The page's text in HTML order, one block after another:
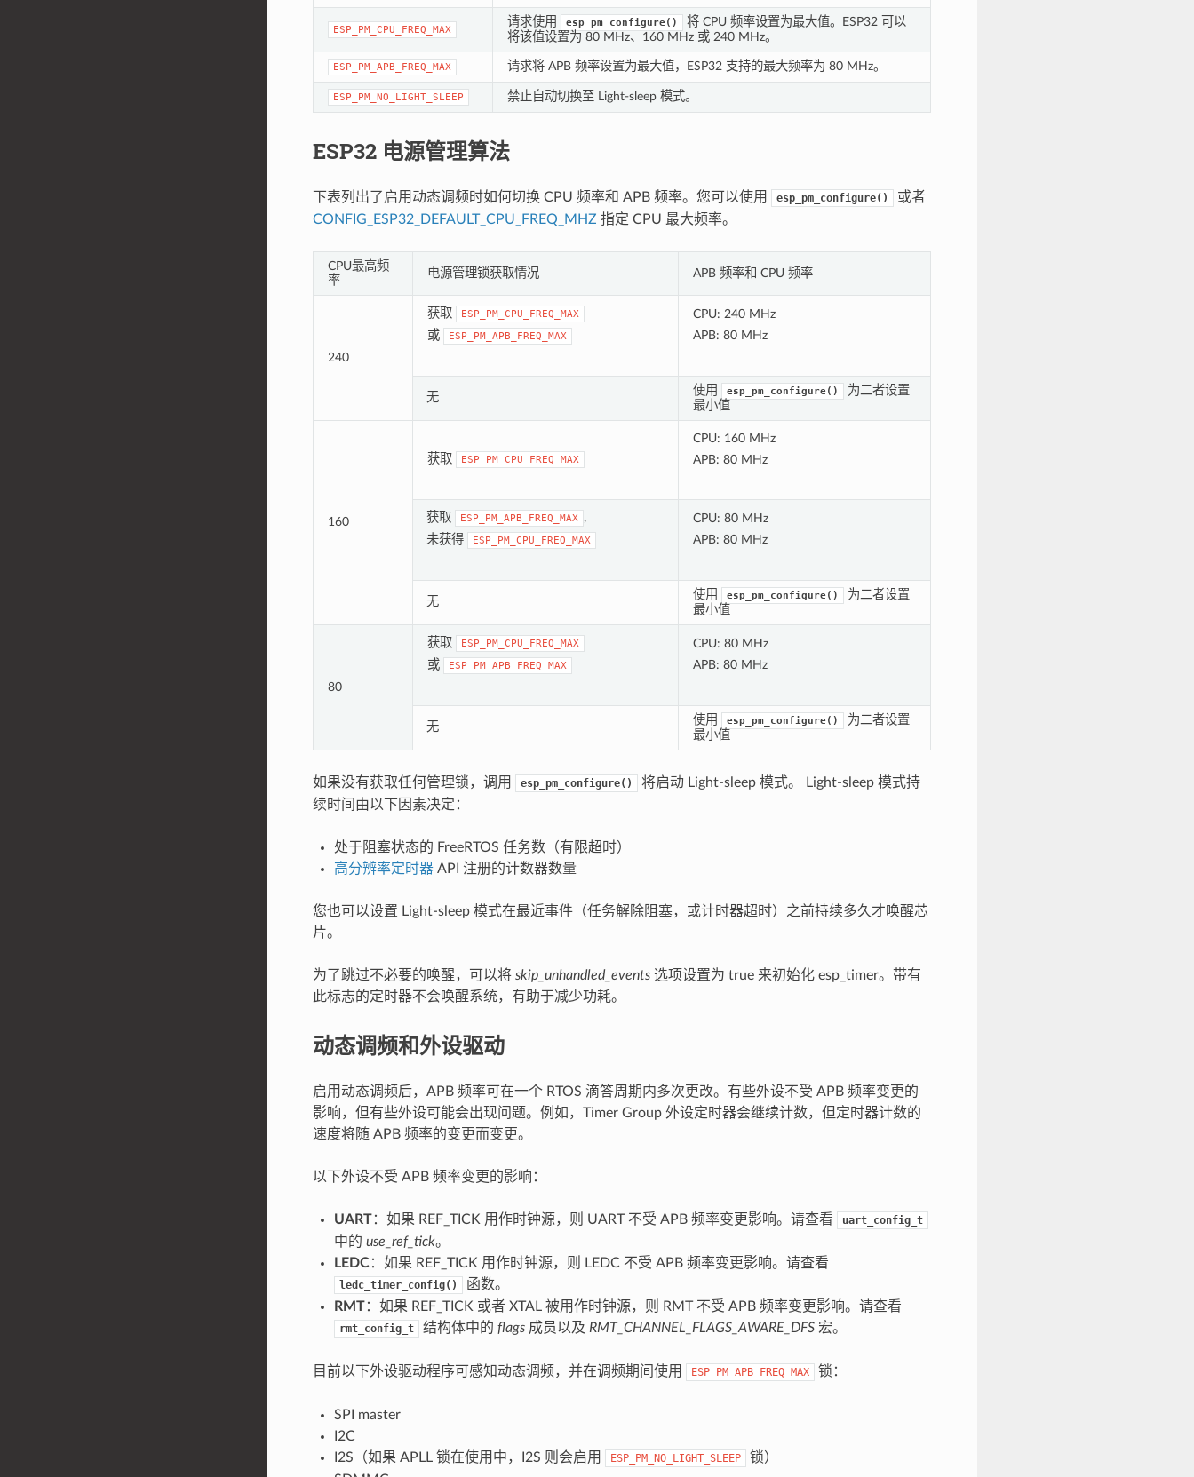
ESP_PM_CPU_FREQ_MAX
请求使用 esp_pm_configure()
将 CPU 频率设置为最大值。ESP32 可以
将该值设置为 80 MHz、160 MHz 或 240 MHz。
ESP_PM_APB_FREQ_MAX 请求将 APB 频率设置为最大值，ESP32 支持的最大频率为 80 MHz。
ESP_PM_NO_LIGHT_SLEEP 禁止自动切换至 Light-sleep 模式。
ESP32 电源管理算法
下表列出了启用动态调频时如何切换 CPU 频率和 APB 频率。您可以使用 esp_pm_configure()
或者
CONFIG_ESP32_DEFAULT_CPU_FREQ_MHZ 指定 CPU 最大频率。
CPU最高频
率
电源管理锁获取情况 APB 频率和 CPU 频率
240
获取 ESP_PM_CPU_FREQ_MAX
或 ESP_PM_APB_FREQ_MAX
CPU: 240 MHz
APB: 80 MHz
无
使用 esp_pm_configure()
为二者设置
最小值
160
获取 ESP_PM_CPU_FREQ_MAX
CPU: 160 MHz
APB: 80 MHz
获取 ESP_PM_APB_FREQ_MAX ,
未获得
ESP_PM_CPU_FREQ_MAX
CPU: 80 MHz
APB: 80 MHz
无
使用 esp_pm_configure()
为二者设置
最小值
80
获取 ESP_PM_CPU_FREQ_MAX
或 ESP_PM_APB_FREQ_MAX
CPU: 80 MHz
APB: 80 MHz
无
使用 esp_pm_configure()
为二者设置
最小值
如果没有获取任何管理锁，调用 esp_pm_configure()
将启动 Light-sleep 模式。 Light-sleep 模式持
续时间由以下因素决定：
处于阻塞状态的 FreeRTOS 任务数（有限超时）
高分辨率定时器API 注册的计数器数量
您也可以设置 Light-sleep 模式在最近事件（任务解除阻塞，或计时器超时）之前持续多久才唤醒芯
片。
为了跳过不必要的唤醒，可以将 skip_unhandled_events选项设置为 true 来初始化 esp_timer。带有
此标志的定时器不会唤醒系统，有助于减少功耗。
动态调频和外设驱动
启用动态调频后，APB 频率可在一个 RTOS 滴答周期内多次更改。有些外设不受 APB 频率变更的
影响，但有些外设可能会出现问题。例如，Timer Group 外设定时器会继续计数，但定时器计数的
速度将随 APB 频率的变更而变更。
以下外设不受 APB 频率变更的影响：
UART：如果 REF_TICK 用作时钟源，则 UART 不受 APB 频率变更影响。请查看 uart_config_t
中的 use_ref_tick。
LEDC：如果 REF_TICK 用作时钟源，则 LEDC 不受 APB 频率变更影响。请查看
ledc_timer_config()
函数。
RMT：如果 REF_TICK 或者 XTAL 被用作时钟源，则 RMT 不受 APB 频率变更影响。请查看
rmt_config_t 结构体中的 flags成员以及 RMT_CHANNEL_FLAGS_AWARE_DFS宏。
目前以下外设驱动程序可感知动态调频，并在调频期间使用 ESP_PM_APB_FREQ_MAX 锁：
SPI master
I2C
I2S（如果 APLL 锁在使用中，I2S 则会启用
ESP_PM_NO_LIGHT_SLEEP
锁）